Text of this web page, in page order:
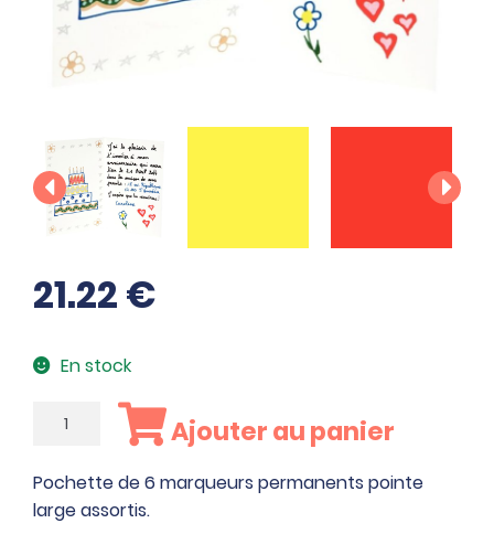
21.22€
En stock
quantité
Pochette
de
6
Ajouter au panier
Pochette de 6 marqueurs permanents pointe
large assortis.